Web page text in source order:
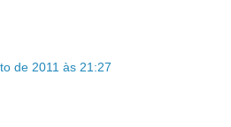
de 2011 às 21:27